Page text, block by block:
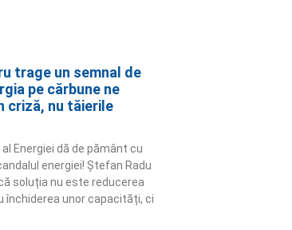
trage un semnal de
pe cărbune ne
criză, nu tăierile
Energiei dă de pământ cu
energiei! Ștefan Radu
soluția nu este reducerea
închiderea unor capacități, ci